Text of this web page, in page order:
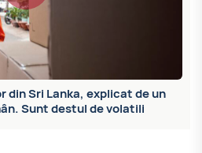
din Sri Lanka, explicat de un
Sunt destul de volatili